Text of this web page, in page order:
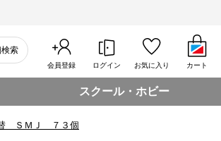
索
会員登録 ログイン お気に入り カート
スクール・ホビー
ＳＭＪ ７３個